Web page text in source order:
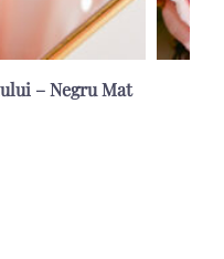
– Negru Mat